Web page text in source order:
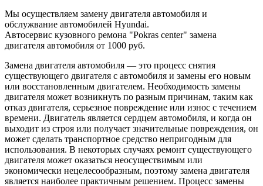
Мы осуществляем замену двигателя автомобиля и
обслужвание автомобилей Hyundai.
Автосервис кузовного ремона "Pokras center" замена
двигателя автомобиля от 1000 руб.
Замена двигателя автомобиля — это процесс снятия
существующего двигателя с автомобиля и замены его новым
или восстановленным двигателем. Необходимость замены
двигателя может возникнуть по разным причинам, таким как
отказ двигателя, серьезное повреждение или износ с течением
времени. Двигатель является сердцем автомобиля, и когда он
выходит из строя или получает значительные повреждения, он
может сделать транспортное средство непригодным для
использования. В некоторых случаях ремонт существующего
двигателя может оказаться неосуществимым или
экономически нецелесообразным, поэтому замена двигателя
является наиболее практичным решением. Процесс замены